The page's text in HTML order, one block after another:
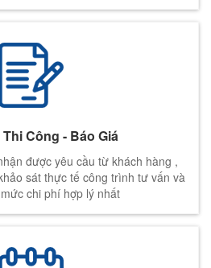
Công - Báo Giá
được yêu cầu từ khách hàng ,
sát thực tế công trình tư vấn và
chi phí hợp lý nhất